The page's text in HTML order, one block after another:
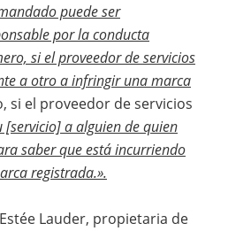
puede ser
por la conducta
si el proveedor de servicios
a otro a infringir una marca
si el proveedor de servicios
a alguien de quien
saber que está incurriendo
registrada.».
Lauder, propietaria de